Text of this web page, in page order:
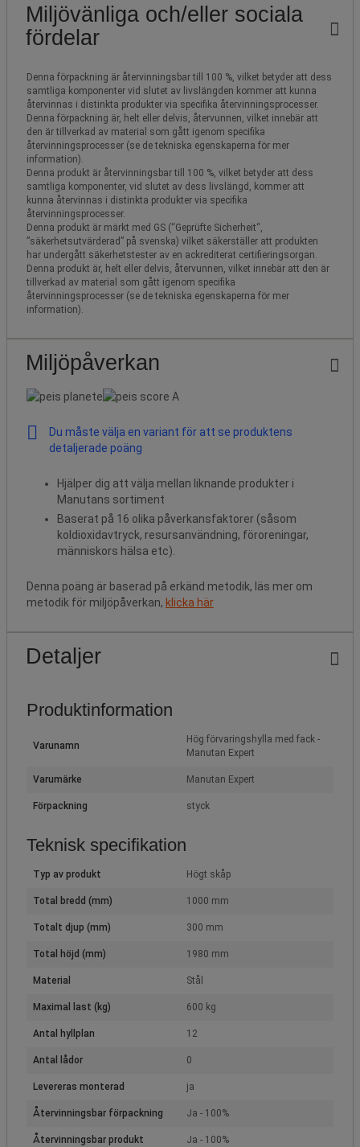
Miljövänliga och/eller sociala
fördelar
Denna förpackning är återvinningsbar till 100 %, vilket betyder att dess
samtliga komponenter vid slutet av livslängden kommer att kunna
återvinnas i distinkta produkter via specifika återvinningsprocesser.
Denna förpackning är, helt eller delvis, återvunnen, vilket innebär att
den är tillverkad av material som gått igenom specifika
återvinningsprocesser (se de tekniska egenskaperna för mer
information).
Denna produkt är återvinningsbar till 100 %, vilket betyder att dess
samtliga komponenter, vid slutet av dess livslängd, kommer att
kunna återvinnas i distinkta produkter via specifika
återvinningsprocesser.
Denna produkt är märkt med GS (“Geprüfte Sicherheit“,
”säkerhetsutvärderad” på svenska) vilket säkerställer att produkten
har undergått säkerhetstester av en ackrediterat certifieringsorgan.
Denna produkt är, helt eller delvis, återvunnen, vilket innebär att den är
tillverkad av material som gått igenom specifika
återvinningsprocesser (se de tekniska egenskaperna för mer
information).
Miljöpåverkan
Du måste välja en variant för att se produktens
detaljerade poäng
Hjälper dig att välja mellan liknande produkter i
Manutans sortiment
Baserat på 16 olika påverkansfaktorer (såsom
koldioxidavtryck, resursanvändning, föroreningar,
människors hälsa etc).
Denna poäng är baserad på erkänd metodik, läs mer om
metodik för miljöpåverkan, klicka här
Detaljer
Produktinformation
Varunamn
Hög förvaringshylla med fack -
Manutan Expert
Varumärke Manutan Expert
Förpackning styck
Teknisk specifikation
Typ av produkt Högt skåp
Total bredd (mm) 1000 mm
Totalt djup (mm) 300 mm
Total höjd (mm) 1980 mm
Material Stål
Maximal last (kg) 600 kg
Antal hyllplan 12
Antal lådor 0
Levereras monterad ja
Återvinningsbar förpackning Ja - 100%
Återvinningsbar produkt Ja - 100%